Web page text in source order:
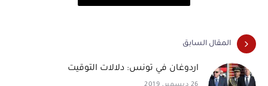
المقال السابق
اردوغان في تونس: دلالات التوقيت